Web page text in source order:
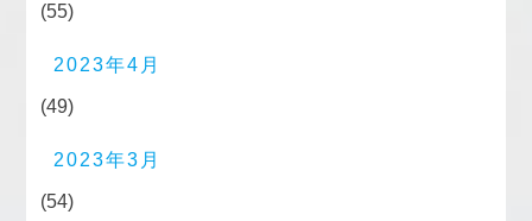
(55)
2023年4月
(49)
2023年3月
(54)